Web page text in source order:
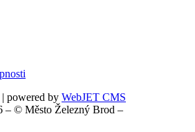
| powered by WebJET CMS
– © Město Železný Brod –